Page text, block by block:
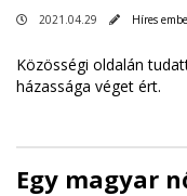
2021.04.29 Híres
Közösségi oldalán
házassága véget ért.
Egy magyar